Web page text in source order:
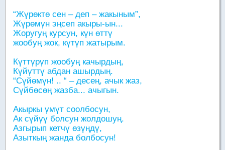
“Жүрөктө сен – деп – жакыным”,
Жүрөмүн эңсеп акыры-ын...
Жоругуң курсун, күн өттү
жообуң жок, күтүп жатырым.
Күттүрүп жообуң качырдың,
Күйүттү абдан ашырдың.
“Сүйөмүн! .. “ – десең, ачык жаз,
Сүйбөсөң жазба... ачыгын.
Акыркы үмүт соолбосун,
Ак сүйүү болсун жолдошуң.
Азгырып кетчү өзүңдү,
Азыткың жанда болбосун!